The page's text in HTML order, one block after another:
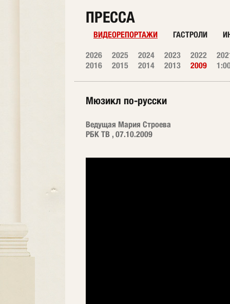
ПРЕССА
ВИДЕОРЕПОРТАЖИ ГАСТРОЛИ
2026 2025 2024 2023 2022
2016
2015 2014 2013 2009
Мюзикл по-русски
Ведущая Мария Строева
РБК ТВ , 07.10.2009